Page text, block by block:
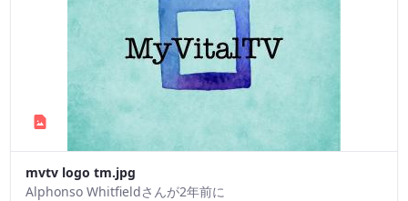
mvtv logo tm.jpg
Alphonso Whitfieldさんが2年前に